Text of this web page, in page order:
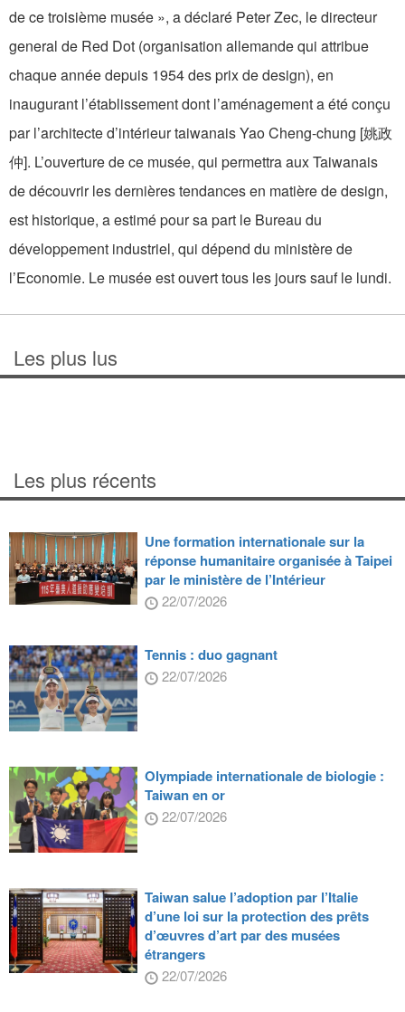
de ce troisième musée », a déclaré Peter Zec, le directeur
general de Red Dot (organisation allemande qui attribue
chaque année depuis 1954 des prix de design), en
inaugurant l’établissement dont l’aménagement a été conçu
par l’architecte d’intérieur taiwanais Yao Cheng-chung [姚政
仲]. L’ouverture de ce musée, qui permettra aux Taiwanais
de découvrir les dernières tendances en matière de design,
est historique, a estimé pour sa part le Bureau du
développement industriel, qui dépend du ministère de
l’Economie. Le musée est ouvert tous les jours sauf le lundi.
Les plus lus
Les plus récents
Une formation internationale sur la
réponse humanitaire organisée à Taipei
par le ministère de l’Intérieur
22/07/2026
Tennis : duo gagnant
22/07/2026
Olympiade internationale de biologie :
Taiwan en or
22/07/2026
Taiwan salue l’adoption par l’Italie
d’une loi sur la protection des prêts
d’œuvres d’art par des musées
étrangers
22/07/2026